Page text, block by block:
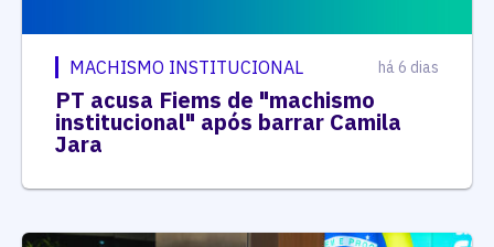
MACHISMO INSTITUCIONAL há 6 dias
PT acusa Fiems de "machismo
institucional" após barrar Camila
Jara